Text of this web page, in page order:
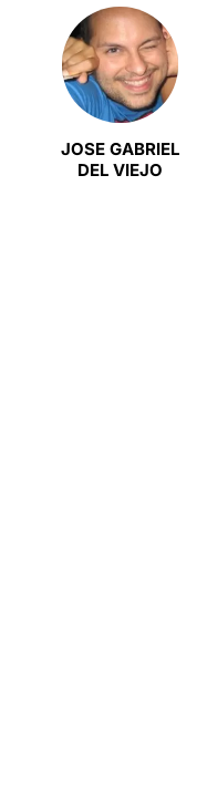
JOSE GABRIEL
DEL VIEJO